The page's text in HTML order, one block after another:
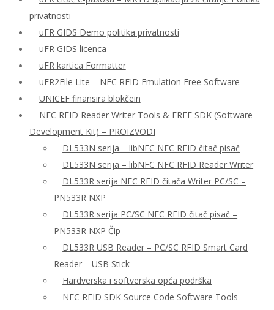
privatnosti
uFR GIDS Demo politika privatnosti
uFR GIDS licenca
uFR kartica Formatter
uFR2File Lite – NFC RFID Emulation Free Software
UNICEF finansira blokčein
NFC RFID Reader Writer Tools & FREE SDK (Software
Development Kit) – PROIZVODI
DL533N serija – libNFC NFC RFID čitač pisač
DL533N serija – libNFC NFC RFID Reader Writer
DL533R serija NFC RFID čitača Writer PC/SC –
PN533R NXP
DL533R serija PC/SC NFC RFID čitač pisač –
PN533R NXP Čip
DL533R USB Reader – PC/SC RFID Smart Card
Reader – USB Stick
Hardverska i softverska opća podrška
NFC RFID SDK Source Code Software Tools